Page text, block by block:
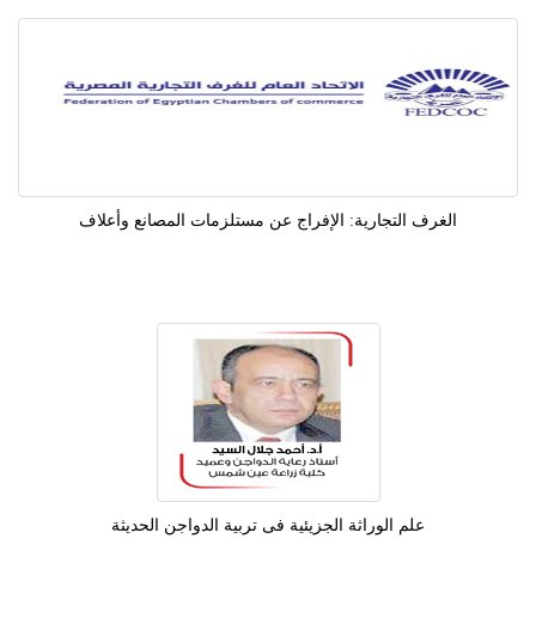
الغرف التجارية: الإفراج عن مستلزمات المصانع وأعلاف
علم الوراثة الجزيئية فى تربية الدواجن الحديثة